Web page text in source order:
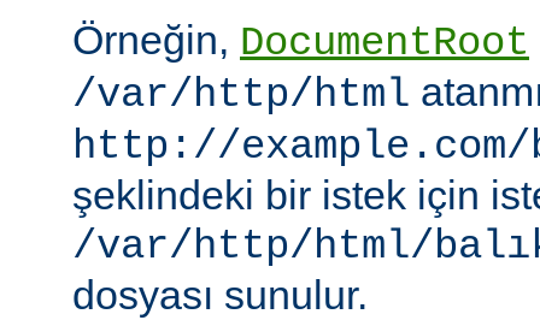
Örneğin, DocumentRoot
/var/http/html
http://
şeklindeki bir istek için
/var/http/html/
dosyası sunulur.